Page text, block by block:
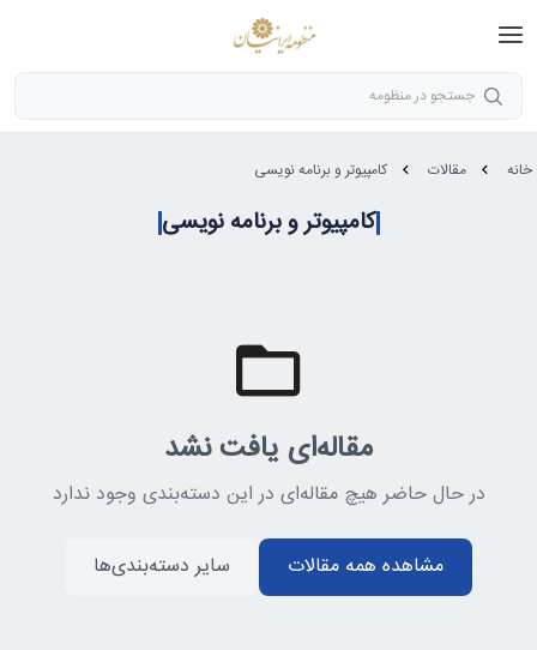
جستجو در منظومه
خانه مقالات کامپیوتر و برنامه نویسی
کامپیوتر و برنامه نویسی
مقاله‌ای یافت نشد
در حال حاضر هیچ مقاله‌ای در این دسته‌بندی وجود ندارد
مشاهده همه مقالات سایر دسته‌بندی‌ها